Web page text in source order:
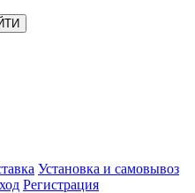
Установка и самовывоз
Регистрация